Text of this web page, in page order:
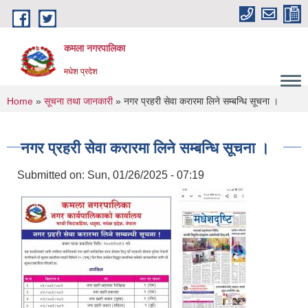
Skip to main content
कमला नगरपालिका
मधेश प्रदेश
You are here
Home » सूचना तथा जानकारी» नगर प्रहरी सेवा करारमा लिने सम्बन्धि सूचना ।
नगर प्रहरी सेवा करारमा लिने सम्बन्धि सूचना ।
Submitted on: Sun, 01/26/2025 - 07:19